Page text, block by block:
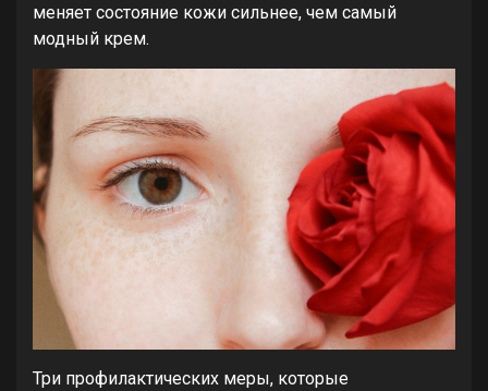
меняет состояние кожи сильнее, чем самый
модный крем.
Три профилактических меры, которые